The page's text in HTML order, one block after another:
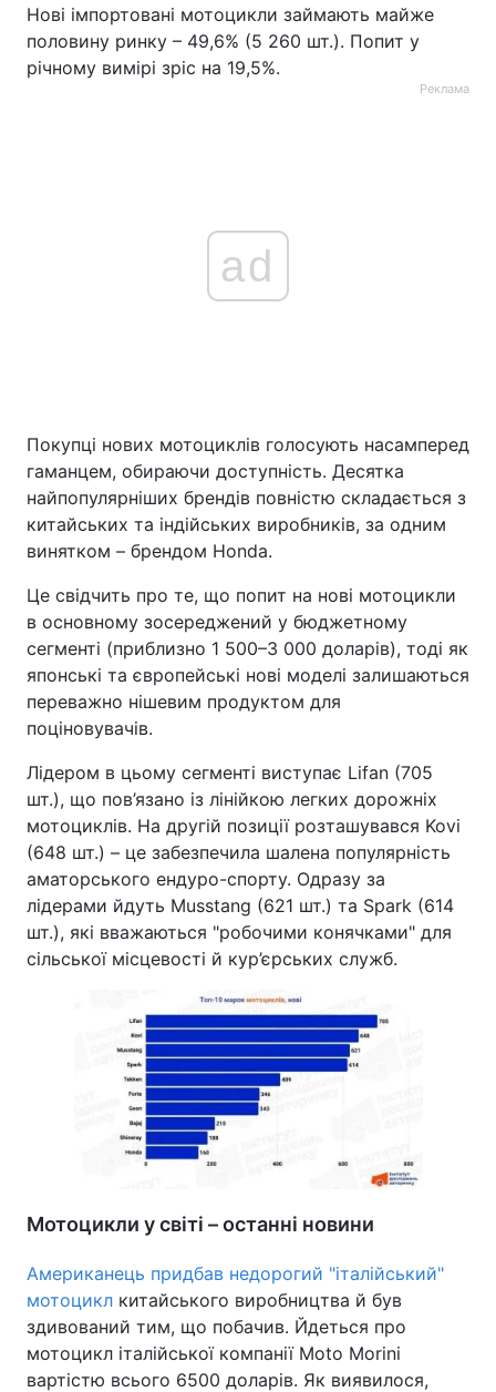
Нові імпортовані мотоцикли займають майже
половину ринку – 49,6% (5 260 шт.). Попит у
річному вимірі зріс на 19,5%.
Реклама
ad
Покупці нових мотоциклів голосують насамперед
гаманцем, обираючи доступність. Десятка
найпопулярніших брендів повністю складається з
китайських та індійських виробників, за одним
винятком – брендом Honda.
Це свідчить про те, що попит на нові мотоцикли
в основному зосереджений у бюджетному
сегменті (приблизно 1 500–3 000 доларів), тоді як
японські та європейські нові моделі залишаються
переважно нішевим продуктом для
поціновувачів.
Лідером в цьому сегменті виступає Lifan (705
шт.), що пов’язано із лінійкою легких дорожніх
мотоциклів. На другій позиції розташувався Kovi
(648 шт.) – це забезпечила шалена популярність
аматорського ендуро-спорту. Одразу за
лідерами йдуть Musstang (621 шт.) та Spark (614
шт.), які вважаються "робочими конячками" для
сільської місцевості й кур’єрських служб.
Мотоцикли у світі – останні новини
Американець придбав недорогий "італійський"
мотоцикл китайського виробництва й був
здивований тим, що побачив. Йдеться про
мотоцикл італійської компанії Moto Morini
вартістю всього 6500 доларів. Як виявилося,